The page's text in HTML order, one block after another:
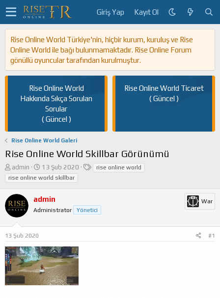
Giriş Yap Kayıt Ol
Rise Online World Türkiye'nin, hiçbir kurum, kuruluş ve Rise
Online World ile bağı bulunmamaktadır. Rise Online Forum
gönüllü oyuncular tarafından kurulmuştur.
Rise Online World
Hakkında Sıkça Sorulan
Sorular
( Güncel )
Rise Online World Ticaret
( Güncel )
Rise Online World Galeri
Rise Online World Skillbar Görünümü
K
o
n
u
y
u
b
a
ş
l
a
t
a
n
admin
B
a
ş
a
n
ı
t
a
r
i
h
13 Şub 2020
t
e
rise online world
rise online world skillbar
admin
Administrator Yönetici
War
13 Şub 2020 #1